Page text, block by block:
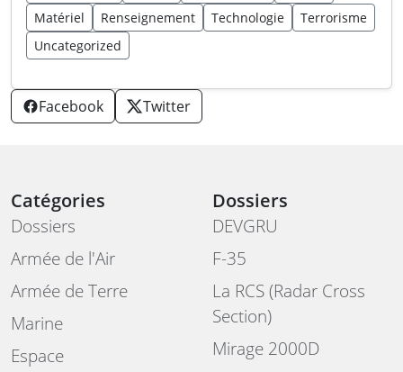
Matériel
Renseignement Technologie
Terrorisme
Uncategorized
Facebook Twitter
Catégories
Dossiers
Armée de l'Air
Armée de Terre
Marine
Espace
Dossiers
DEVGRU
F-35
La RCS (Radar Cross
Section)
Mirage 2000D